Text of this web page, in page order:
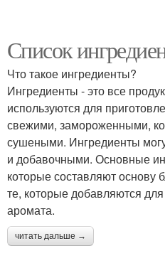
Список
Что такое ингредиенты?
Ингредиенты - это все
используются для
свежими, замороженными,
сушеными. Ингредиенты
и добавочными. Основные
которые составляют основу
те, которые добавляются
аромата.
читать дальше →